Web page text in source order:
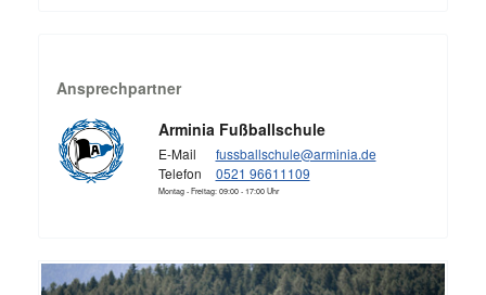
Ansprechpartner
Arminia Fußballschule
E-Mail
fussballschule@arminia.de
Telefon
0521 96611109
Montag - Freitag: 09:00 - 17:00 Uhr